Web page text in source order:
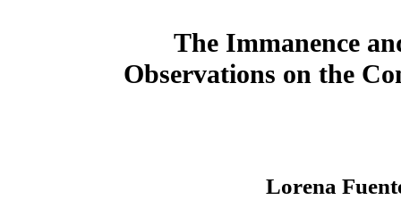
The Immanence
Observations on the
Lorena